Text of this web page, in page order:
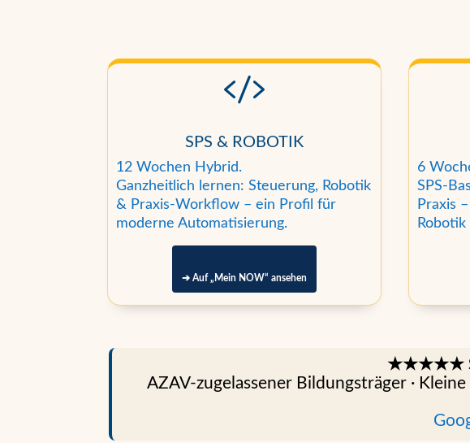

SPS & ROBOTIK
12 Wochen Hybrid.
Ganzheitlich lernen: Steuerung, Robotik
& Praxis-Workflow – ein Profil für
moderne Automatisierung.
➔ Auf „Mein NOW“ ansehen
6
SPS-
Praxis
★★★★★
AZAV-zugelassener Bildungsträger ·